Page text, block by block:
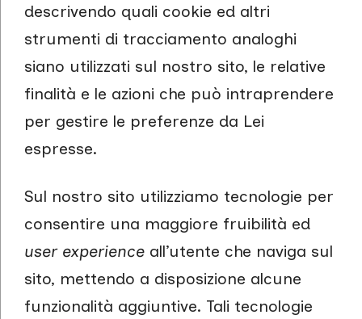
descrivendo quali cookie ed altri
strumenti di tracciamento analoghi
siano utilizzati sul nostro sito, le relative
finalità e le azioni che può intraprendere
per gestire le preferenze da Lei
espresse.
Sul nostro sito utilizziamo tecnologie per
consentire una maggiore fruibilità ed
user experience all’utente che naviga sul
sito, mettendo a disposizione alcune
funzionalità aggiuntive. Tali tecnologie